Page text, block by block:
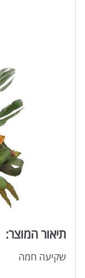
תיאור המוצר:
שקיעה חמה